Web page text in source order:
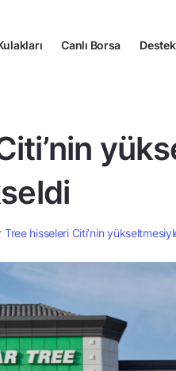
Canlı Borsa Destek
Tree hisseleri Citi’nin